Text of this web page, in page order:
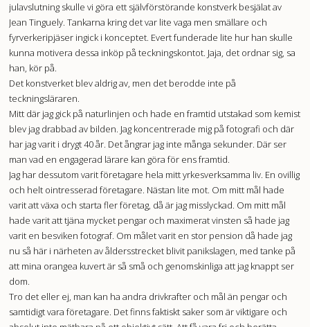
julavslutning skulle vi göra ett självförstörande konstverk besjälat av
Jean Tinguely. Tankarna kring det var lite vaga men smällare och
fyrverkeripjäser ingick i konceptet. Evert funderade lite hur han skulle
kunna motivera dessa inköp på teckningskontot. Jaja, det ordnar sig, sa
han, kör på.
Det konstverket blev aldrig av, men det berodde inte på
teckningsläraren.
Mitt där jag gick på naturlinjen och hade en framtid utstakad som kemist
blev jag drabbad av bilden. Jag koncentrerade mig på fotografi och där
har jag varit i drygt 40 år. Det ångrar jag inte många sekunder. Där ser
man vad en engagerad lärare kan göra för ens framtid.
Jag har dessutom varit företagare hela mitt yrkesverksamma liv. En ovillig
och helt ointresserad företagare. Nästan lite mot. Om mitt mål hade
varit att växa och starta fler företag, då är jag misslyckad. Om mitt mål
hade varit att tjäna mycket pengar och maximerat vinsten så hade jag
varit en besviken fotograf. Om målet varit en stor pension då hade jag
nu så här i närheten av åldersstrecket blivit panikslagen, med tanke på
att mina orangea kuvert är så små och genomskinliga att jag knappt ser
dom.
Tro det eller ej, man kan ha andra drivkrafter och mål än pengar och
samtidigt vara företagare. Det finns faktiskt saker som är viktigare och